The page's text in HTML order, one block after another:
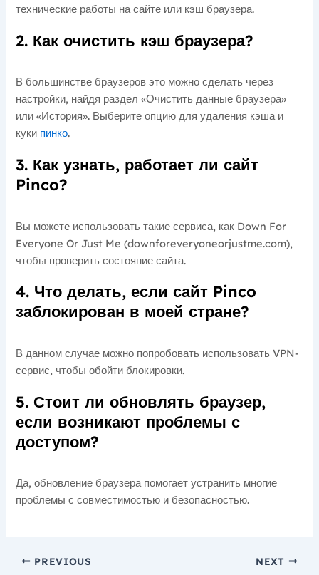
технические работы на сайте или кэш браузера.
2. Как очистить кэш браузера?
В большинстве браузеров это можно сделать через
настройки, найдя раздел «Очистить данные браузера»
или «История». Выберите опцию для удаления кэша и
куки пинко.
3. Как узнать, работает ли сайт
Pinco?
Вы можете использовать такие сервиса, как Down For
Everyone Or Just Me (downforeveryoneorjustme.com),
чтобы проверить состояние сайта.
4. Что делать, если сайт Pinco
заблокирован в моей стране?
В данном случае можно попробовать использовать VPN-
сервис, чтобы обойти блокировки.
5. Стоит ли обновлять браузер,
если возникают проблемы с
доступом?
Да, обновление браузера помогает устранить многие
проблемы с совместимостью и безопасностью.
PREVIOUS NEXT